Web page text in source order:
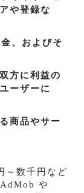
や登録な
、およびそ
方に利益の
ーザーに
商品やサー
～数千円など
や